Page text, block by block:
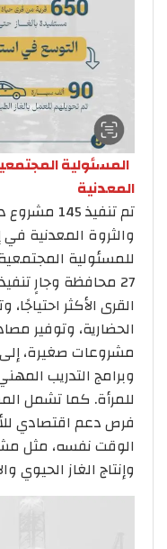
المسئولية
المعدنية
تم تنفيذ
والثروة المعدنية في
للمسئولية
القرى الأكثر
الحضارية، وتوفير
مشروعات صغيرة، إلى
وبرامج التدريب
للمرأة. كما تشمل
فرص دعم اقتصادي
الوقت نفسه، مثل
وإنتاج الغاز